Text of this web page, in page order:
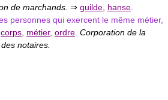
de marchands. ⇒ guilde hanse
personnes qui exercent le même métier,
corps métier, ordre Corporation de la
notaires.